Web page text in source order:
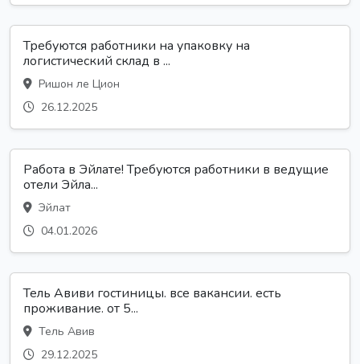
Требуются работники на упаковку на
логистический склад в ...
Ришон ле Цион
26.12.2025
Работа в Эйлате! Требуются работники в ведущие
отели Эйла...
Эйлат
04.01.2026
Тель Авиви гостиницы. все вакансии. есть
проживание. от 5...
Тель Авив
29.12.2025